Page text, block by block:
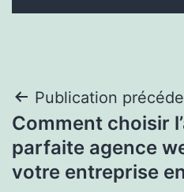
Navigation
de
l’article
Publication
Comment choisir
parfaite agence
votre entreprise